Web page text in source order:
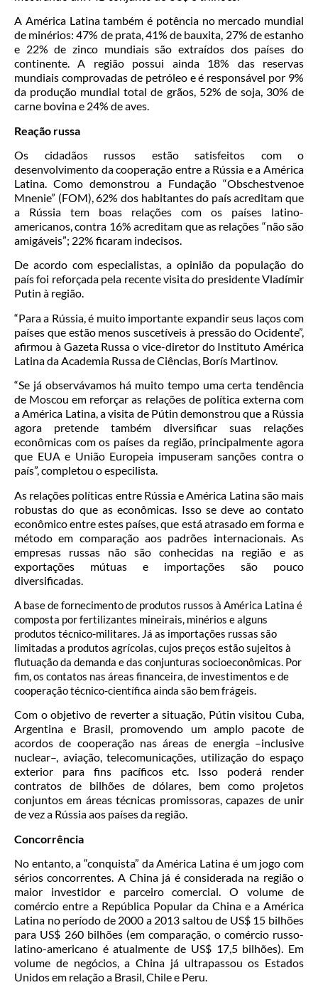
A América Latina também é potência no mercado mundial
de minérios: 47% de prata, 41% de bauxita, 27% de estanho
e 22% de zinco mundiais são extraídos dos países do
continente. A região possui ainda 18% das reservas
mundiais comprovadas de petróleo e é responsável por 9%
da produção mundial total de grãos, 52% de soja, 30% de
carne bovina e 24% de aves.
Reação russa
Os cidadãos russos estão satisfeitos com o
desenvolvimento da cooperação entre a Rússia e a América
Latina. Como demonstrou a Fundação “Obschestvenoe
Mnenie” (FOM), 62% dos habitantes do país acreditam que
a Rússia tem boas relações com os países latino-
americanos, contra 16% acreditam que as relações “não são
amigáveis”; 22% ficaram indecisos.
De acordo com especialistas, a opinião da população do
país foi reforçada pela recente visita do presidente Vladímir
Putin à região.
“Para a Rússia, é muito importante expandir seus laços com
países que estão menos suscetíveis à pressão do Ocidente”,
afirmou à Gazeta Russa o vice-diretor do Instituto América
Latina da Academia Russa de Ciências, Borís Martinov.
“Se já observávamos há muito tempo uma certa tendência
de Moscou em reforçar as relações de política externa com
a América Latina, a visita de Pútin demonstrou que a Rússia
agora pretende também diversificar suas relações
econômicas com os países da região, principalmente agora
que EUA e União Europeia impuseram sanções contra o
país”, completou o especilista.
As relações políticas entre Rússia e América Latina são mais
robustas do que as econômicas. Isso se deve ao contato
econômico entre estes países, que está atrasado em forma e
método em comparação aos padrões internacionais. As
empresas russas não são conhecidas na região e as
exportações mútuas e importações são pouco
diversificadas.
A base de fornecimento de produtos russos à América Latina é
composta por fertilizantes mineirais, minérios e alguns
produtos técnico-militares. Já as importações russas são
limitadas a produtos agrícolas, cujos preços estão sujeitos à
flutuação da demanda e das conjunturas socioeconômicas. Por
fim, os contatos nas áreas financeira, de investimentos e de
cooperação técnico-científica ainda são bem frágeis.
Com o objetivo de reverter a situação, Pútin visitou Cuba,
Argentina e Brasil, promovendo um amplo pacote de
acordos de cooperação nas áreas de energia –inclusive
nuclear–, aviação, telecomunicações, utilização do espaço
exterior para fins pacíficos etc. Isso poderá render
contratos de bilhões de dólares, bem como projetos
conjuntos em áreas técnicas promissoras, capazes de unir
de vez a Rússia aos países da região.
Concorrência
No entanto, a “conquista” da América Latina é um jogo com
sérios concorrentes. A China já é considerada na região o
maior investidor e parceiro comercial. O volume de
comércio entre a República Popular da China e a América
Latina no período de 2000 a 2013 saltou de US$ 15 bilhões
para US$ 260 bilhões (em comparação, o comércio russo-
latino-americano é atualmente de US$ 17,5 bilhões). Em
volume de negócios, a China já ultrapassou os Estados
Unidos em relação a Brasil, Chile e Peru.